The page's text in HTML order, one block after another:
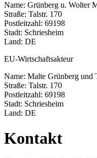
Name: Grünberg u. Wolter
Straße: Talstr. 170
Postleitzahl: 69198
Stadt: Schriesheim
Land: DE
EU-Wirtschaftsakteur
Name: Malte Grünberg und
Straße: Talstr. 170
Postleitzahl: 69198
Stadt: Schriesheim
Land: DE
Kontakt